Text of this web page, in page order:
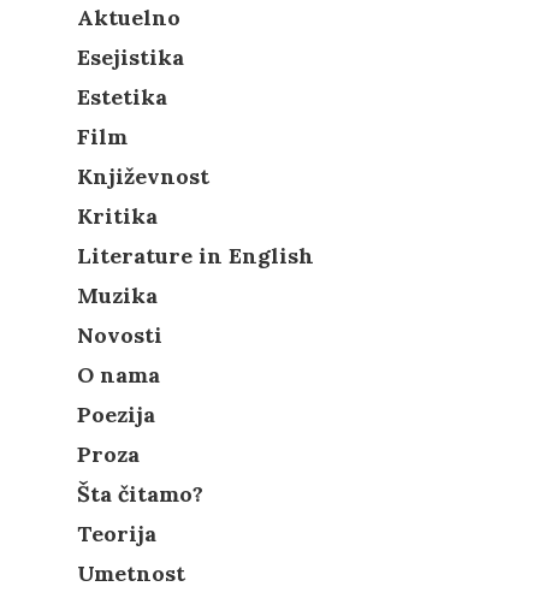
Aktuelno
Esejistika
Estetika
Film
Književnost
Kritika
Literature in English
Muzika
Novosti
O nama
Poezija
Proza
Šta čitamo?
Teorija
Umetnost